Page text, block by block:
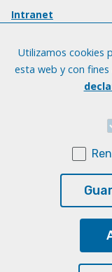
Intranet
Utilizamos cookies
esta web y con